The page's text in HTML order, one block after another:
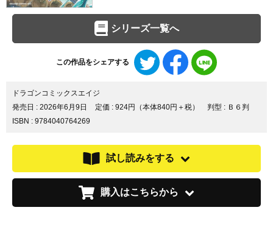
シリーズ一覧へ
この作品をシェアする
Twitter
で
ア
Facebook
で
ア
で
ア
ドラゴンコミックスエイジ
発売日 : 2026年6月9日 定価 : 924円（本体840円＋税）
判型 : Ｂ６判
ISBN : 9784040764269
試し読みをする
購入はこちらから